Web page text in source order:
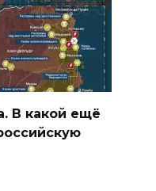
В какой ещё